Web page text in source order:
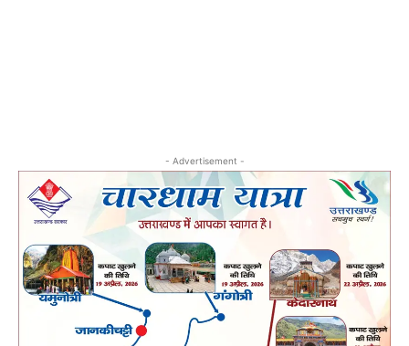
- Advertisement -